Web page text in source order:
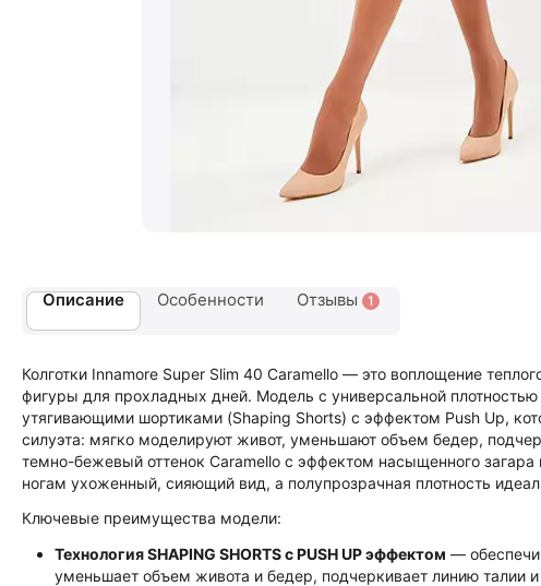
Описание Особенности Отзывы 1
Колготки Innamore Super Slim 40 Caramello — это воплощение
фигуры для прохладных дней. Модель с универсальной
утягивающими шортиками (Shaping Shorts) с эффектом Push Up,
силуэта: мягко моделируют живот, уменьшают объем бедер,
темно-бежевый оттенок Caramello с эффектом насыщенного
ногам ухоженный, сияющий вид, а полупрозрачная плотность
Ключевые преимущества модели:
Технология SHAPING SHORTS с PUSH UP эффектом —
уменьшает объем живота и бедер, подчеркивает линию талии